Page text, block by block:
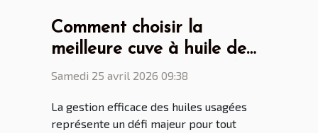
Comment choisir la
meilleure cuve à huile de
vidange pour votre atelier
Samedi 25 avril 2026 09:38
La gestion efficace des huiles usagées
représente un défi majeur pour tout